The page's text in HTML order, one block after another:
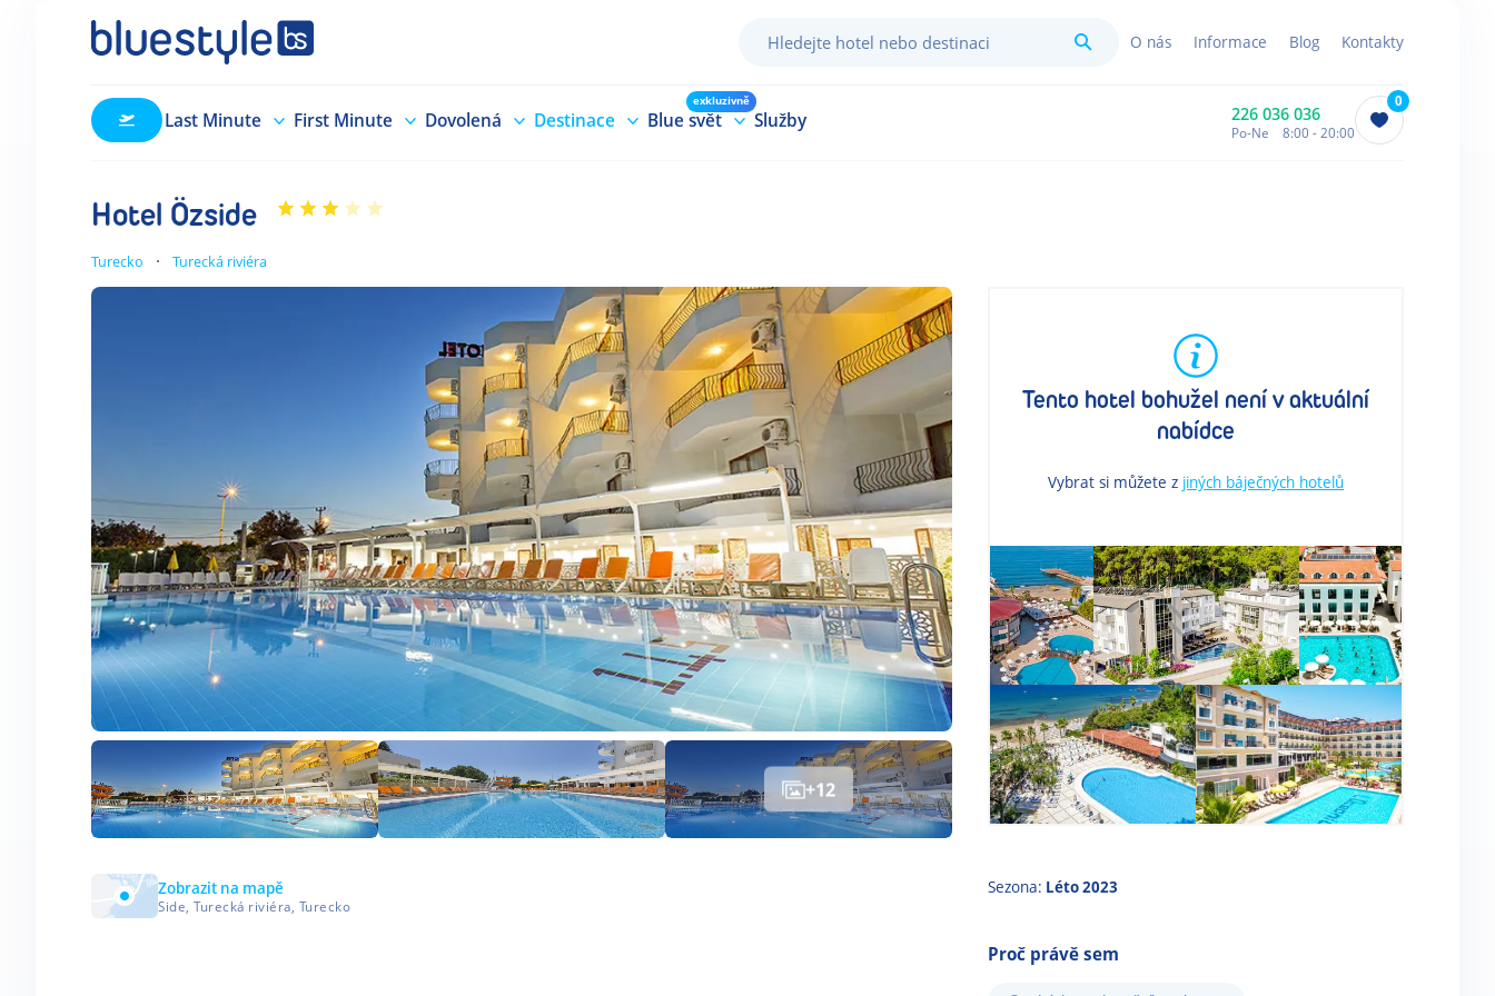
HledatO nás Informace Blog Kontakty
Last Minute First Minute Dovolená Destinace Blue svět
exkluzivně
Služby 226 036 036
Po-Ne 8:00 - 20:00
0
Hotel Özside
Turecko Turecká riviéra
+12
Zobrazit na mapě
Side, Turecká riviéra, Turecko
Tento hotel bohužel není v aktuální
nabídce
Vybrat si můžete z jiných báječných hotelů
Sezona: Léto 2023
Proč právě sem